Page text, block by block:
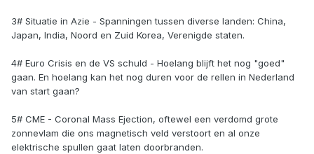
3# Situatie in Azie - Spanningen tussen diverse landen: China,
Japan, India, Noord en Zuid Korea, Verenigde staten.
4# Euro Crisis en de VS schuld - Hoelang blijft het nog "goed"
gaan. En hoelang kan het nog duren voor de rellen in Nederland
van start gaan?
5# CME - Coronal Mass Ejection, oftewel een verdomd grote
zonnevlam die ons magnetisch veld verstoort en al onze
elektrische spullen gaat laten doorbranden.